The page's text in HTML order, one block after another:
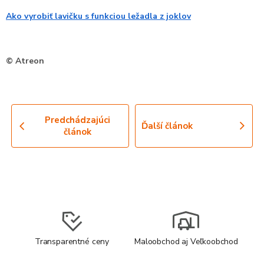
Ako vyrobiť lavičku s funkciou ležadla z joklov
© Atreon
Predchádzajúci
článok
Ďalší článok
Transparentné ceny Maloobchod aj Veľkoobchod